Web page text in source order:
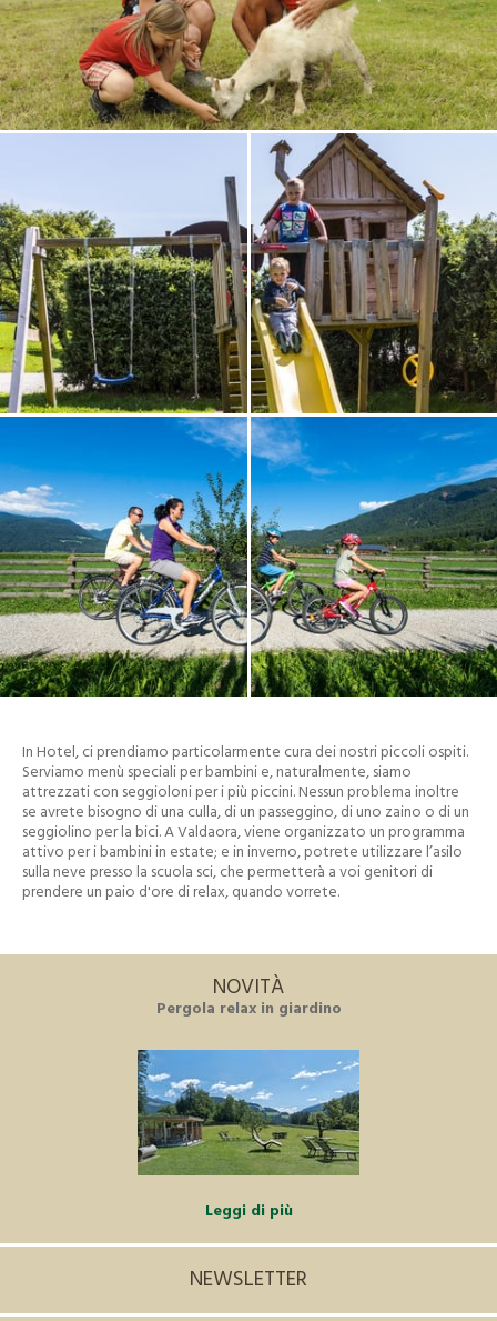
In Hotel, ci prendiamo particolarmente cura dei nostri piccoli ospiti.
Serviamo menù speciali per bambini e, naturalmente, siamo
attrezzati con seggioloni per i più piccini. Nessun problema inoltre
se avrete bisogno di una culla, di un passeggino, di uno zaino o di un
seggiolino per la bici. A Valdaora, viene organizzato un programma
attivo per i bambini in estate; e in inverno, potrete utilizzare l’asilo
sulla neve presso la scuola sci, che permetterà a voi genitori di
prendere un paio d'ore di relax, quando vorrete.
NOVITÀ
Pergola relax in giardino
Leggi di più
NEWSLETTER